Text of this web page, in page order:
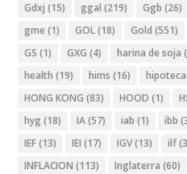
Gdxj (15) ggal (219) Ggb (26)
gme (1) GOL(18) Gold (551)
GS (1) GXG (4) harina de soja
health (19) hims (16) hipoteca
HONG KONG (83) HOOD (1)
hyg (18) IA(57) iab (1) ibb
IEF(13) IEI (17) IGV(13) ilf
INFLACION (113) Inglaterra (60)